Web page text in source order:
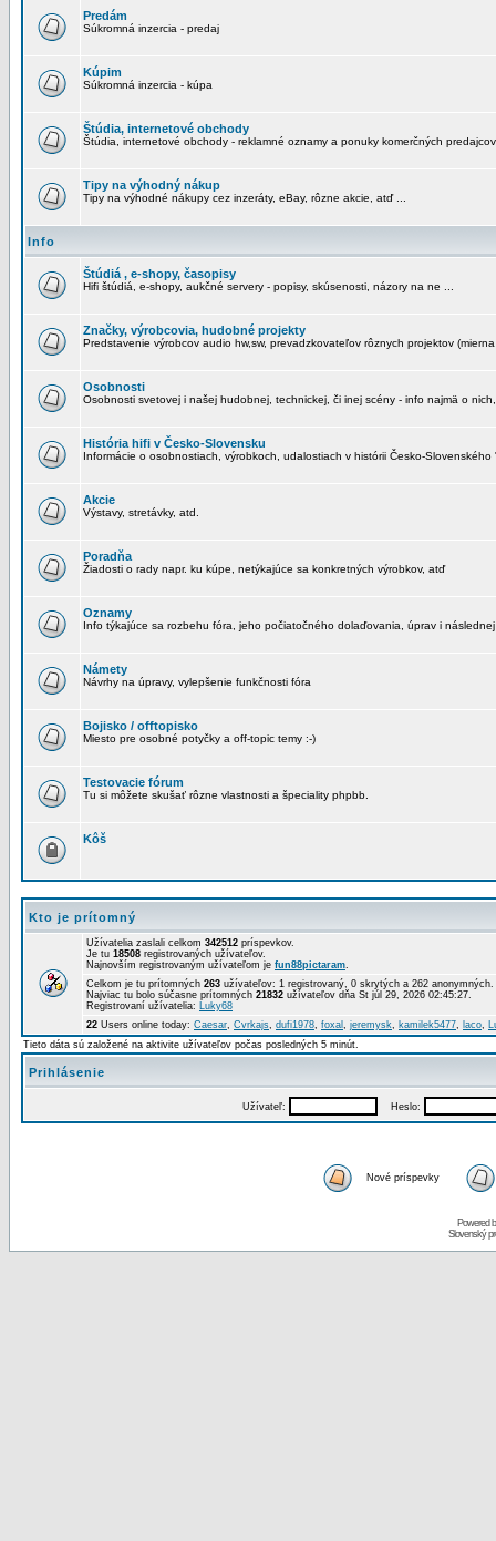
Predám
Súkromná inzercia - predaj
Kúpim
Súkromná inzercia - kúpa
Štúdia, internetové obchody
Štúdia, internetové obchody - reklamné oznamy a ponuky komerčných predajcov
Tipy na výhodný nákup
Tipy na výhodné nákupy cez inzeráty, eBay, rôzne akcie, atď ...
Info
Štúdiá , e-shopy, časopisy
Hifi štúdiá, e-shopy, aukčné servery - popisy, skúsenosti, názory na ne ...
Značky, výrobcovia, hudobné projekty
Predstavenie výrobcov audio hw,sw, prevadzkovateľov rôznych projektov
Osobnosti
Osobnosti svetovej i našej hudobnej, technickej, či inej scény - info najmä o
História hifi v Česko-Slovensku
Informácie o osobnostiach, výrobkoch, udalostiach v histórii Česko-Slovenského
Akcie
Výstavy, stretávky, atd.
Poradňa
Žiadosti o rady napr. ku kúpe, netýkajúce sa konkretných výrobkov, atď
Oznamy
Info týkajúce sa rozbehu fóra, jeho počiatočného dolaďovania, úprav i
Námety
Návrhy na úpravy, vylepšenie funkčnosti fóra
Bojisko / offtopisko
Miesto pre osobné potyčky a off-topic temy :-)
Testovacie fórum
Tu si môžete skušať rôzne vlastnosti a špeciality phpbb.
Kôš
Kto je prítomný
Užívatelia zaslali celkom 342512 príspevkov.
Je tu 18508 registrovaných užívateľov.
Najnovším registrovaným užívateľom je fun88pictaram.
Celkom je tu prítomných 263 užívateľov: 1 registrovaný, 0 skrytých a 262
Najviac tu bolo súčasne prítomných 21832 užívateľov dňa St júl 29, 2026 02:45:27.
Registrovaní užívatelia: Luky68
22 Users online today: Caesar, Cvrkajs, dufi1978, foxal , jeremysk, kamilek5477, laco,
Tieto dáta sú založené na aktivite užívateľov počas posledných 5 minút.
Prihlásenie
Užívateľ: Heslo:
Nové príspevky
Powered
Slovenský